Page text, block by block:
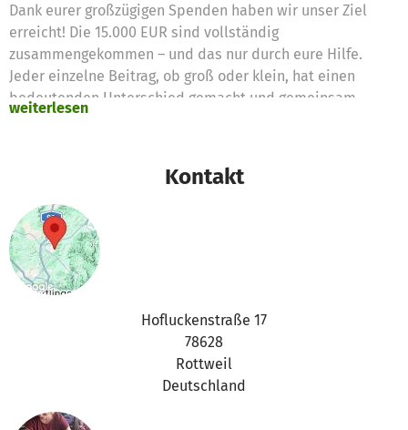
Dank eurer großzügigen Spenden haben wir unser Ziel
erreicht! Die 15.000 EUR sind vollständig
zusammengekommen – und das nur durch eure Hilfe.
Jeder einzelne Beitrag, ob groß oder klein, hat einen
bedeutenden Unterschied gemacht und gemeinsam
Wir freuen uns riesig, euch mitteilen zu können, dass der
Bau der Schule bereits in vollem Gange ist. Die ersten
Arbeiten auf dem Gelände des Kinderheims haben
begonnen und mit jedem Tag nimmt das Projekt mehr
Form an. Dank euch bekommen die Kinder mit schweren
Beeinträchtigungen bald einen sicheren und
barrierefreien Zugang zu Bildung – eine Chance, die ihr
Neuigkeiten aus dem Kinderheim und der Schule
weiterlesen
Kontakt
Hofluckenstraße 17
78628
Rottweil
Deutschland